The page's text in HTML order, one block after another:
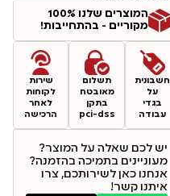
המוצרים שלנו 100%
מקוריים - בהתחייבות!
חשבונית
על
בגדי
עבודה
תשלום
מאובטח
בתקן
pci-dss
שירות
לקוחות
לאחר
הרכישה
יש לכם שאלה על המוצר?
מעוניינים בתמיכה בהזמנה?
אנחנו כאן לשירותכם, צרו
איתנו קשר!